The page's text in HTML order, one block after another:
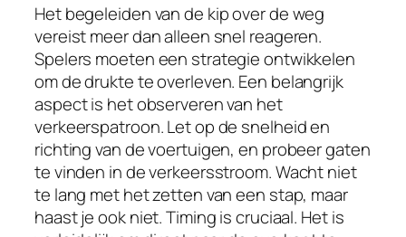
Het begeleiden van de kip over de weg
vereist meer dan alleen snel reageren.
Spelers moeten een strategie ontwikkelen
om de drukte te overleven. Een belangrijk
aspect is het observeren van het
verkeerspatroon. Let op de snelheid en
richting van de voertuigen, en probeer gaten
te vinden in de verkeersstroom. Wacht niet
te lang met het zetten van een stap, maar
haast je ook niet. Timing is cruciaal. Het is